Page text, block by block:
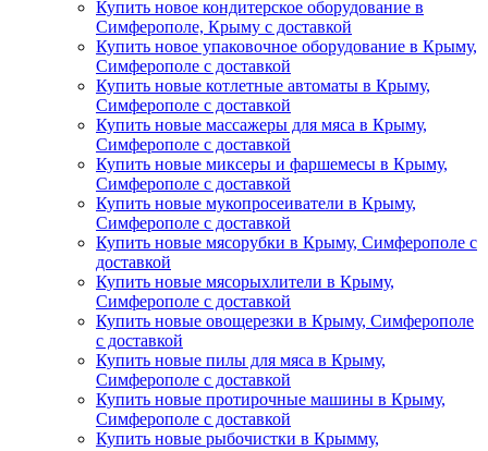
Купить новое кондитерское оборудование в
Симферополе, Крыму с доставкой
Купить новое упаковочное оборудование в Крыму,
Симферополе с доставкой
Купить новые котлетные автоматы в Крыму,
Симферополе с доставкой
Купить новые массажеры для мяса в Крыму,
Симферополе с доставкой
Купить новые миксеры и фаршемесы в Крыму,
Симферополе с доставкой
Купить новые мукопросеиватели в Крыму,
Симферополе с доставкой
Купить новые мясорубки в Крыму, Симферополе с
доставкой
Купить новые мясорыхлители в Крыму,
Симферополе с доставкой
Купить новые овощерезки в Крыму, Симферополе
с доставкой
Купить новые пилы для мяса в Крыму,
Симферополе с доставкой
Купить новые протирочные машины в Крыму,
Симферополе с доставкой
Купить новые рыбочистки в Крымму,